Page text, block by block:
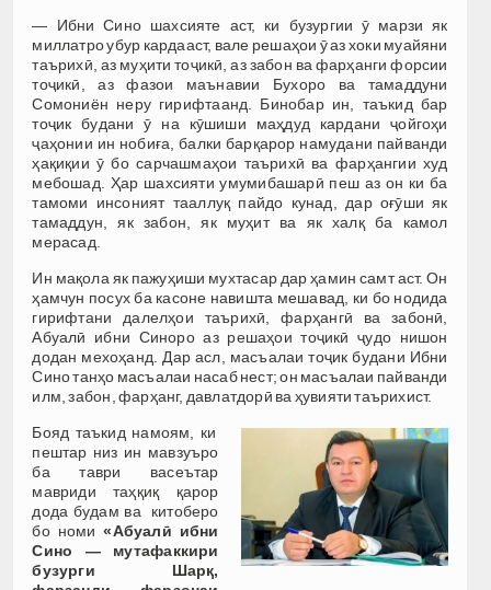
— Ибни Сино шахсияте аст, ки бузургии ӯ марзи як
миллатро убур кардааст, вале решаҳои ӯ аз хоки муайяни
таърихӣ, аз муҳити тоҷикӣ, аз забон ва фарҳанги форсии
тоҷикӣ, аз фазои маънавии Бухоро ва тамаддуни
Сомониён неру гирифтаанд. Бинобар ин, таъкид бар
тоҷик будани ӯ на кӯшиши маҳдуд кардани ҷойгоҳи
ҷаҳонии ин нобиға, балки барқарор намудани пайванди
ҳақиқии ӯ бо сарчашмаҳои таърихӣ ва фарҳангии худ
мебошад. Ҳар шахсияти умумибашарӣ пеш аз он ки ба
тамоми инсоният тааллуқ пайдо кунад, дар оғӯши як
тамаддун, як забон, як муҳит ва як халқ ба камол
мерасад.
Ин мақола як пажуҳиши мухтасар дар ҳамин самт аст. Он
ҳамчун посух ба касоне навишта мешавад, ки бо нодида
гирифтани далелҳои таърихӣ, фарҳангӣ ва забонӣ,
Абуалӣ ибни Синоро аз решаҳои тоҷикӣ ҷудо нишон
додан мехоҳанд. Дар асл, масъалаи тоҷик будани Ибни
Сино танҳо масъалаи насаб нест; он масъалаи пайванди
илм, забон, фарҳанг, давлатдорӣ ва ҳувияти таърихист.
Бояд таъкид намоям, ки
пештар низ ин мавзуъро
ба таври васеътар
мавриди таҳқиқ қарор
дода будам ва китоберо
бо номи«Абуалӣ ибни
Сино
—
мутафаккири
бузурги
Шарқ,